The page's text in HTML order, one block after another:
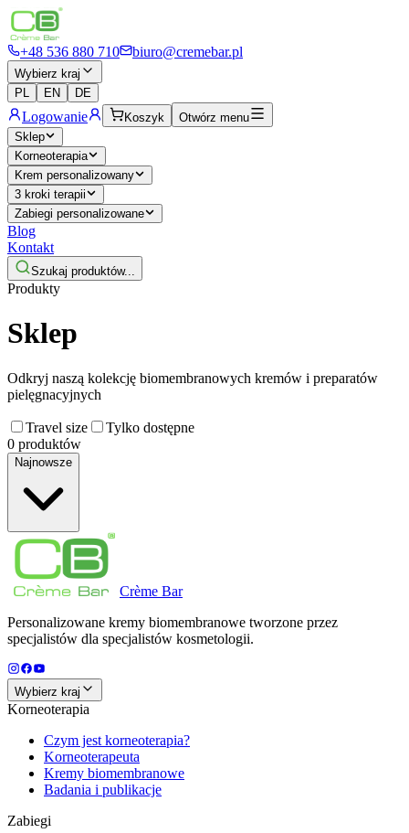
+48 536 880 710 biuro@cremebar.pl
Wybierz kraj
PL
EN DE
Logowanie Koszyk
Otwórz menu
Sklep
Korneoterapia
Krem personalizowany
3 kroki terapii
Zabiegi personalizowane
Blog
Kontakt
Szukaj produktów...
Produkty
Sklep
Odkryj naszą kolekcję biomembranowych kremów i preparatów
pielęgnacyjnych
Travel size
Tylko dostępne
0 produktów
Najnowsze
Crème Bar
Personalizowane kremy biomembranowe tworzone przez
specjalistów dla specjalistów kosmetologii.
Wybierz kraj
Korneoterapia
Czym jest korneoterapia?
Korneoterapeuta
Kremy biomembranowe
Badania i publikacje
Zabiegi